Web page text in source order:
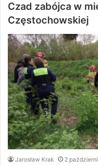
Czad zabójca w
Częstochowskiej
Jarosław Krak 2